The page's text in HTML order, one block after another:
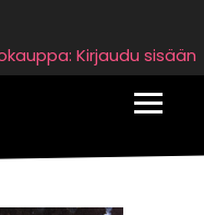
Kirjaudu sisään